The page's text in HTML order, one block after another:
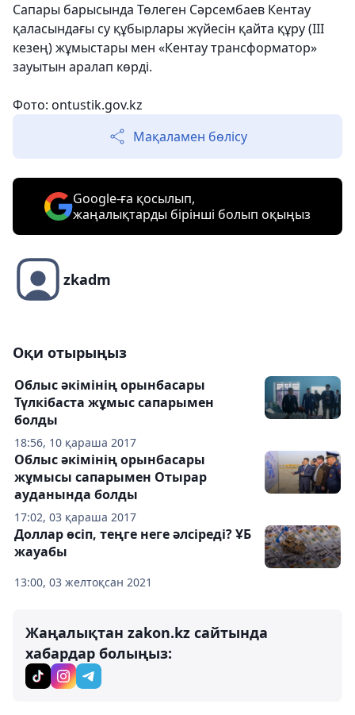
Сапары барысында Төлеген Сәрсембаев Кентау
қаласындағы су құбырлары жүйесін қайта құру (ІІІ
кезең) жұмыстары мен «Кентау трансформатор»
зауытын аралап көрді.
Фото: ontustik.gov.kz
Мақаламен бөлісу
Google-ға қосылып,
жаңалықтарды бірінші болып оқыңыз
zkadm
Оқи отырыңыз
18:56, 10 қараша 2017
Облыс әкімінің орынбасары
Түлкібаста жұмыс сапарымен
болды
17:02, 03 қараша 2017
Облыс әкімінің орынбасары
жұмысы сапарымен Отырар
ауданында болды
13:00, 03 желтоқсан 2021
Доллар өсіп, теңге неге әлсіреді? ҰБ
жауабы
Жаңалықтан zakon.kz сайтында
хабардар болыңыз: